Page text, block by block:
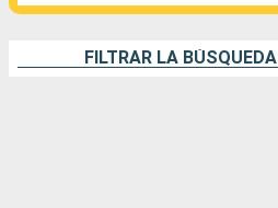
FILTRAR LA BÚSQUEDA